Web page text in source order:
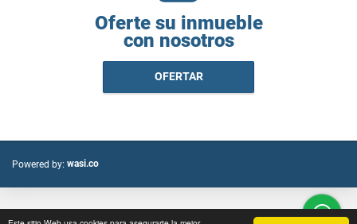
Oferte su inmueble
con nosotros
OFERTAR
Powered by: wasi.co